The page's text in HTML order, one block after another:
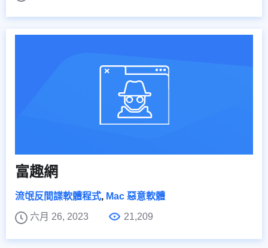
富趣網
流氓反間諜軟體程式, Mac 惡意軟體
六月 26, 2023
21,209